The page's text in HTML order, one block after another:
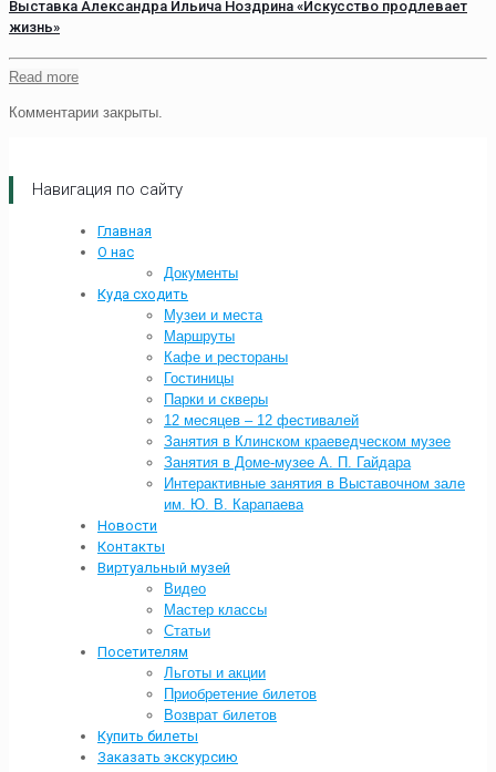
Выставка Александра Ильича Ноздрина «Искусство продлевает
жизнь»
Read more
Комментарии закрыты.
Навигация по сайту
Главная
О нас
Документы
Куда сходить
Музеи и места
Маршруты
Кафе и рестораны
Гостиницы
Парки и скверы
12 месяцев – 12 фестивалей
Занятия в Клинском краеведческом музее
Занятия в Доме-музее А. П. Гайдара
Интерактивные занятия в Выставочном зале
им. Ю. В. Карапаева
Новости
Контакты
Виртуальный музей
Видео
Мастер классы
Статьи
Посетителям
Льготы и акции
Приобретение билетов
Возврат билетов
Купить билеты
Заказать экскурсию